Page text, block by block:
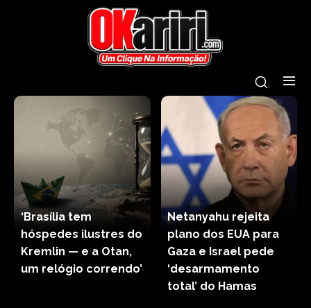
‘Brasília tem
hóspedes ilustres do
Kremlin — e a Otan,
um relógio correndo’
Netanyahu rejeita
plano dos EUA para
Gaza e Israel pede
‘desarmamento
total’ do Hamas